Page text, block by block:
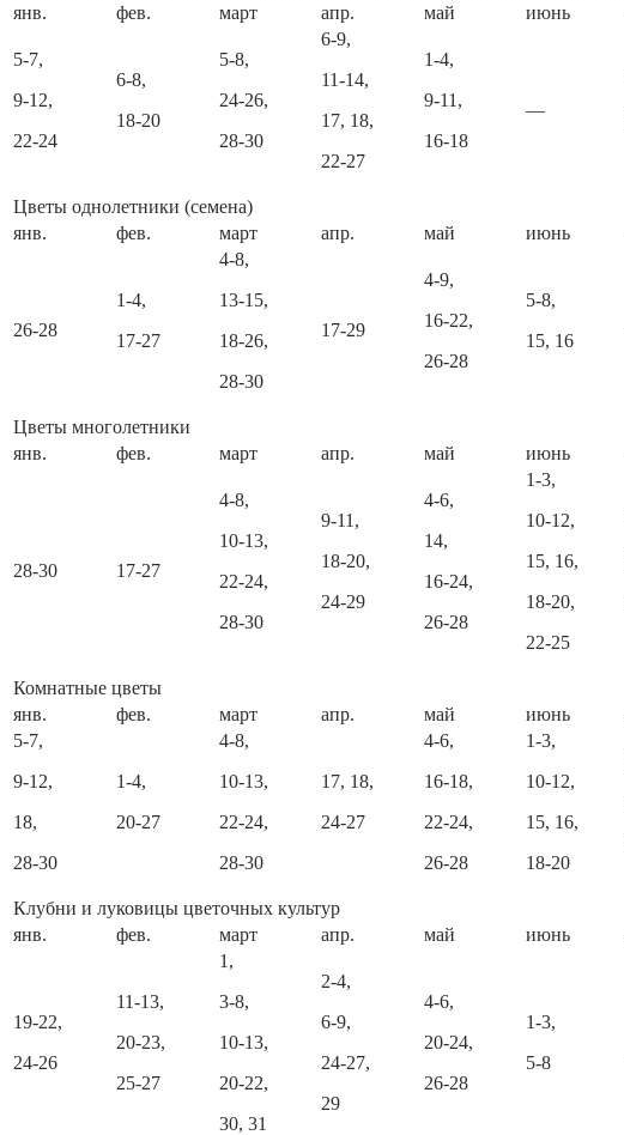
янв.
фев. март апр. май июнь
5-7,
9-12,
22-24
6-8,
18-20
5-8,
24-26,
28-30
6-9,
11-14,
17, 18,
22-27
1-4,
9-11,
16-18
—
Цветы однолетники (семена)
янв.
фев. март апр. май июнь
26-28
1-4,
17-27
4-8,
13-15,
18-26,
28-30
17-29
4-9,
16-22,
26-28
5-8,
15, 16
Цветы многолетники
янв.
фев. март апр. май июнь
28-30 17-27
4-8,
10-13,
22-24,
28-30
9-11,
18-20,
24-29
4-6,
14,
16-24,
26-28
1-3,
10-12,
15, 16,
18-20,
22-25
Комнатные цветы
янв.
фев. март апр. май июнь
5-7,
9-12,
18,
28-30
1-4,
20-27
4-8,
10-13,
22-24,
28-30
17, 18,
24-27
4-6,
16-18,
22-24,
26-28
1-3,
10-12,
15, 16,
18-20
Клубни и луковицы цветочных культур
янв.
фев. март апр. май июнь
19-22,
24-26
11-13,
20-23,
25-27
1,
3-8,
10-13,
20-22,
30, 31
2-4,
6-9,
24-27,
29
4-6,
20-24,
26-28
1-3,
5-8